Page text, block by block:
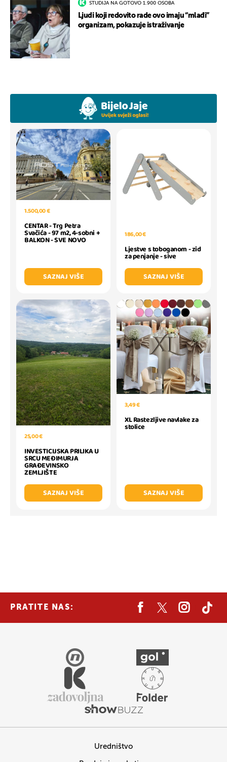
STUDIJA NA GOTOVO 1.900 OSOBA
Ljudi koji redovito rade ovo imaju “mlađi”
organizam, pokazuje istraživanje
1.500,00 €
CENTAR - Trg Petra
Svačića - 97 m2, 4-sobni +
BALKON - SVE NOVO
SAZNAJ VIŠE
186,00 €
Ljestve s toboganom - zid
za penjanje - sive
SAZNAJ VIŠE
25,00 €
INVESTICIJSKA PRILIKA U
SRCU MEĐIMURJA
GRAĐEVINSKO
ZEMLJIŠTE
SAZNAJ VIŠE
3,49 €
XL Rastezljive navlake za
stolice
SAZNAJ VIŠE
PRATITE NAS:
Uredništvo